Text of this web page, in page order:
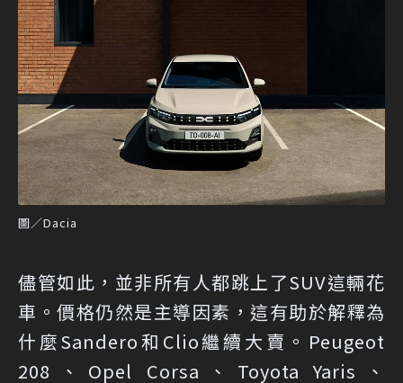
圖／Dacia
儘管如此，並非所有人都跳上了SUV這輛花
車。價格仍然是主導因素，這有助於解釋為
什麼Sandero和Clio繼續大賣。Peugeot
208、Opel Corsa、Toyota Yaris、